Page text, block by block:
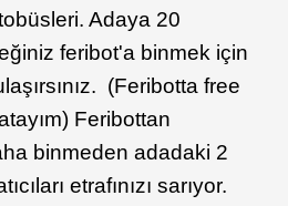
Adaya 20
feribot'a binmek için
(Feribotta free
Feribottan
binmeden adadaki 2
etrafınızı sarıyor.